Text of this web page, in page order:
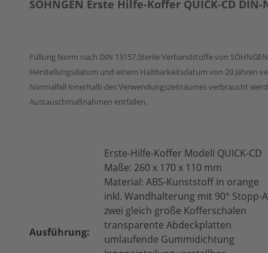
SÖHNGEN Erste Hilfe-Koffer QUICK-CD DIN-
Füllung Norm nach DIN 13157.Sterile Verbandstoffe von SÖHNGEN
Herstellungsdatum und einem Haltbarkeitsdatum von 20 Jahren
Normalfall innerhalb des Verwendungszeitraumes verbraucht
Austauschmaßnahmen entfallen.
Ausführung:
Erste-Hilfe-Koffer Modell QUICK-CD
Maße: 260 x 170 x 110 mm
Material: ABS-Kunststoff in orange
inkl. Wandhalterung mit 90° Stopp-
zwei gleich große Kofferschalen
transparente Abdeckplatten
umlaufende Gummidichtung